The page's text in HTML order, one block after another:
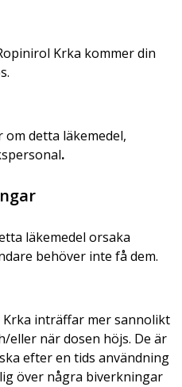
Krka kommer din
detta läkemedel,
.
läkemedel orsaka
behöver inte få dem.
inträffar mer sannolikt
eller när dosen höjs. De är
efter en tids användning
över några biverkningar